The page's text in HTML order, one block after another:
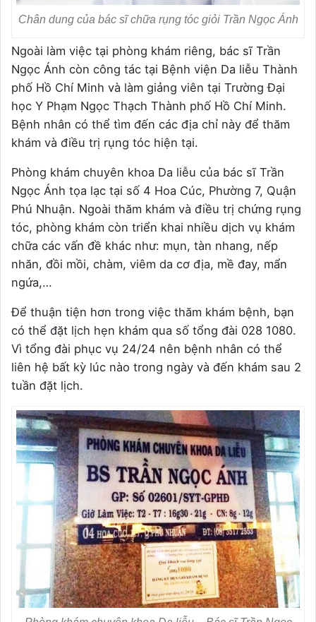
Chân dung của bác sĩ chữa rụng tóc giỏi Trần Ngọc Ánh
Ngoài làm việc tại phòng khám riêng, bác sĩ Trần
Ngọc Ánh còn công tác tại Bệnh viện Da liễu Thành
phố Hồ Chí Minh và làm giảng viên tại Trường Đại
học Y Phạm Ngọc Thạch Thành phố Hồ Chí Minh.
Bệnh nhân có thể tìm đến các địa chỉ này để thăm
khám và điều trị rụng tóc hiện tại.
Phòng khám chuyên khoa Da liễu của bác sĩ Trần
Ngọc Ánh tọa lạc tại số 4 Hoa Cúc, Phường 7, Quận
Phú Nhuận. Ngoài thăm khám và điều trị chứng rụng
tóc, phòng khám còn triển khai nhiều dịch vụ khám
chữa các vấn đề khác như: mụn, tàn nhang, nếp
nhăn, đồi mồi, chàm, viêm da cơ địa, mề đay, mẩn
ngứa,…
Để thuận tiện hơn trong việc thăm khám bệnh, bạn
có thể đặt lịch hẹn khám qua số tổng đài 028 1080.
Vì tổng đài phục vụ 24/24 nên bệnh nhân có thể
liên hệ bất kỳ lúc nào trong ngày và đến khám sau 2
tuần đặt lịch.